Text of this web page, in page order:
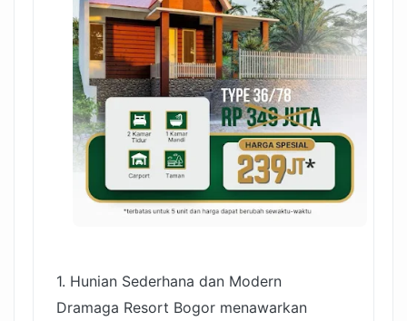
1. Hunian Sederhana dan Modern
Dramaga Resort Bogor menawarkan